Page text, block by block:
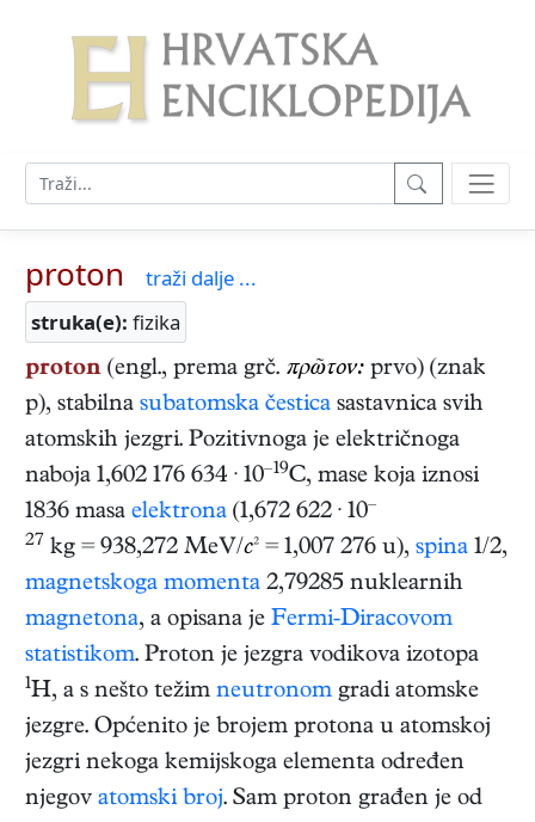
proton
traži dalje ...
struka(e): fizika
proton (engl., prema grč. πρῶτον: prvo) (znak
p), stabilna subatomska čestica sastavnica svih
atomskih jezgri. Pozitivnoga je električnoga
naboja 1,602 176 634 · 10–19C, mase koja iznosi
1836 masa elektrona (1,672 622 · 10–
27 kg = 938,272 MeV/c² = 1,007 276 u), spina 1/2,
magnetskoga momenta 2,79285 nuklearnih
magnetona, a opisana je Fermi-Diracovom
statistikom. Proton je jezgra vodikova izotopa
1H, a s nešto težim neutronom gradi atomske
jezgre. Općenito je brojem protona u atomskoj
jezgri nekoga kemijskoga elementa određen
njegov atomski broj. Sam proton građen je od